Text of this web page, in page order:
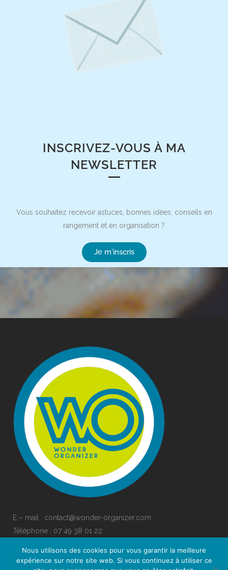
INSCRIVEZ-VOUS À MA
NEWSLETTER
Vous souhaitez recevoir astuces, bonnes idées, conseils en
rangement et en organisation ?
Je m'inscris
E – mail : contact@wonder-organizer.com
Téléphone : 07 49 38 01 22
Nous utilisons des cookies pour vous garantir la meilleure
expérience sur notre site web. Si vous continuez à utiliser ce